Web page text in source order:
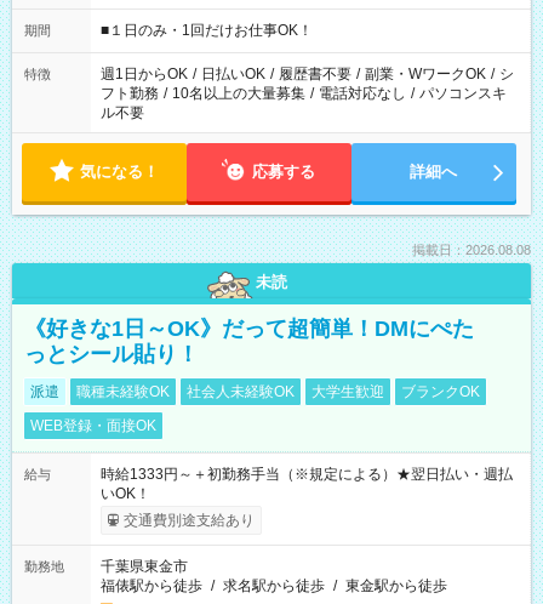
etc ★最短で3時間で5,120円のお仕事から 15時間で2万円近く稼
げるお仕事も！ ご希望のお時間に合わせてご紹介！ ※シフトは
ください！
期間 ■１日のみ・1回だけお仕事OK！
特徴 週1日からOK / 日払いOK / 履歴書不要 / 副業・WワークOK / シ
フト勤務 / 10名以上の大量募集 / 電話対応なし / パソコンスキ
ル不要
気になる！ 応募する 詳細へ
掲載日：2026.08.08
未読
《好きな1日～OK》だって超簡単！DMにぺた
っとシール貼り！
派遣 職種未経験OK 社会人未経験OK 大学生歓迎
ブランクOK
WEB登録・面接OK
給与
時給1333円～＋初勤務手当（※規定による）★翌日払い・週払
いOK！
交通費別途支給あり
勤務地
千葉県東金市
福俵駅から徒歩 / 求名駅から徒歩 / 東金駅から徒歩